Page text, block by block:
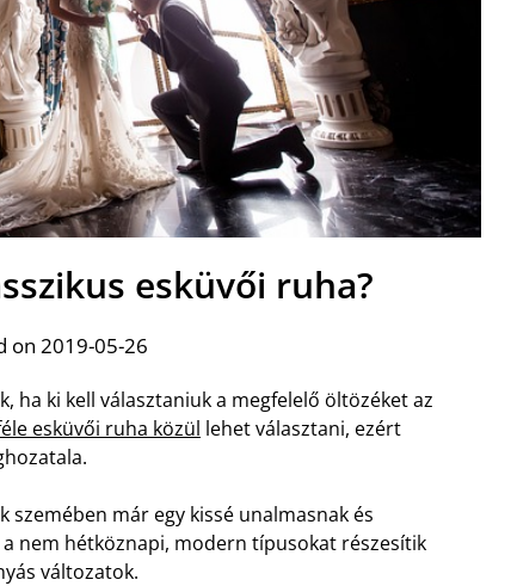
esküvői ruha?
on 2019-05-26
ha ki kell választaniuk a megfelelő öltözéket az
esküvői ruha közül lehet választani, ezért
szemében már egy kissé unalmasnak és
nem hétköznapi, modern típusokat részesítik
változatok.